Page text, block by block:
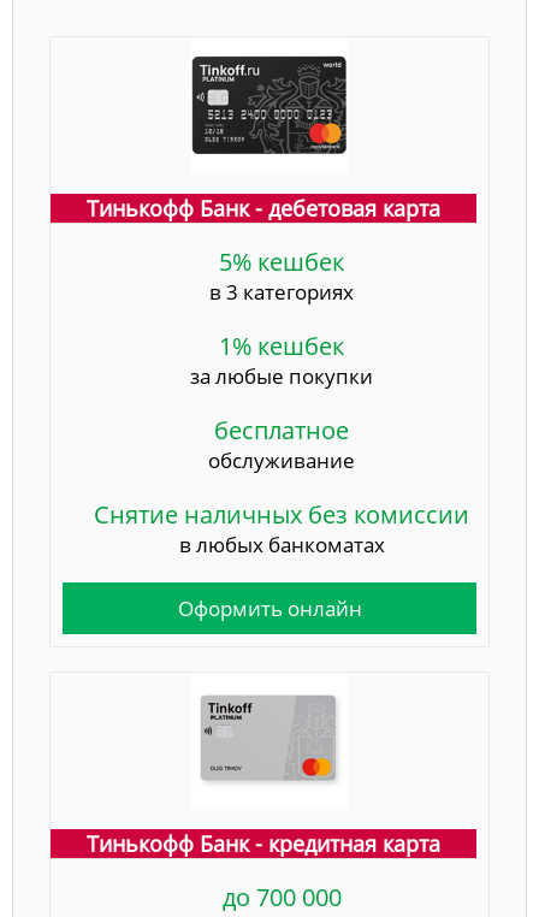
Тинькофф Банк - дебетовая карта
5% кешбек
в 3 категориях
1% кешбек
за любые покупки
бесплатное
обслуживание
Снятие наличных без комиссии
в любых банкоматах
Оформить онлайн
Тинькофф Банк - кредитная карта
до 700 000